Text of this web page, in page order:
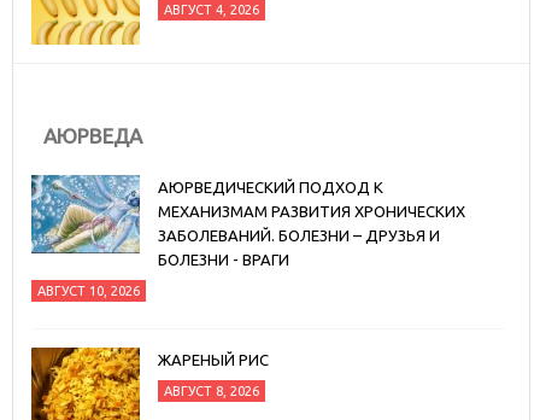
АВГУСТ 4, 2026
АЮРВЕДА
АЮРВЕДИЧЕСКИЙ ПОДХОД К
МЕХАНИЗМАМ РАЗВИТИЯ ХРОНИЧЕСКИХ
ЗАБОЛЕВАНИЙ. БОЛЕЗНИ – ДРУЗЬЯ И
БОЛЕЗНИ - ВРАГИ
АВГУСТ 10, 2026
ЖАРЕНЫЙ РИС
АВГУСТ 8, 2026